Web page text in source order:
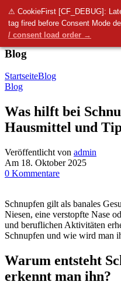
⚠ CookieFirst [CF_DEBUG]:
tag fired before Consent Mode
/ consent load order →
Menü
0 items 0.00
Blog
StartseiteBlog
Blog
Was hilft bei
Hausmittel und
Veröffentlicht von admin
Am 18. Oktober 2025
0 Kommentare
Schnupfen gilt als banales
Niesen, eine verstopfte Nase
und beruflichen Aktivitäten
Schnupfen und wie wird man
Warum entsteht
erkennt man ihn?